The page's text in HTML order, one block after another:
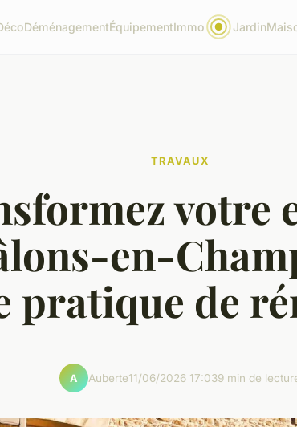
DéménagementÉquipementImmo Jardin
TRAVAUX
votre
en-
pratique de
A Auberte11/06/2026 17:039 min de